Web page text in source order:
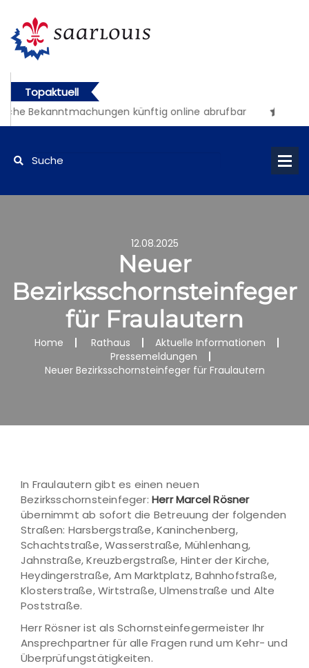
Topaktuell
Bekanntmachungen künftig online abrufbar
12.08.2025
Neuer
Bezirksschornsteinfeger
für Fraulautern
Home Rathaus
Aktuelle Informationen
Pressemeldungen
Neuer Bezirksschornsteinfeger für Fraulautern
In Fraulautern gibt es einen neuen
Bezirksschornsteinfeger: Herr Marcel Rösner
übernimmt ab sofort die Betreuung der folgenden
Straßen: Harsbergstraße, Kaninchenberg,
Schachtstraße, Wasserstraße, Mühlenhang,
Jahnstraße, Kreuzbergstraße, Hinter der Kirche,
Heydingerstraße, Am Marktplatz, Bahnhofstraße,
Klosterstraße, Wirtstraße, Ulmenstraße und Alte
Poststraße.
Herr Rösner ist als Schornsteinfegermeister Ihr
Ansprechpartner für alle Fragen rund um Kehr- und
Überprüfungstätigkeiten.